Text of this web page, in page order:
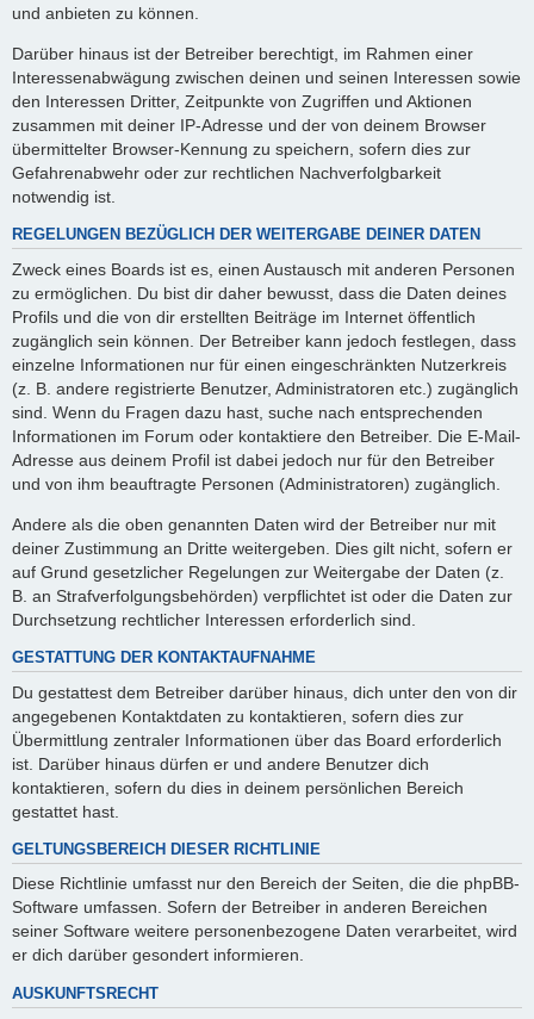
und anbieten zu können.
Darüber hinaus ist der Betreiber berechtigt, im Rahmen einer
Interessenabwägung zwischen deinen und seinen Interessen sowie
den Interessen Dritter, Zeitpunkte von Zugriffen und Aktionen
zusammen mit deiner IP-Adresse und der von deinem Browser
übermittelter Browser-Kennung zu speichern, sofern dies zur
Gefahrenabwehr oder zur rechtlichen Nachverfolgbarkeit
notwendig ist.
REGELUNGEN BEZÜGLICH DER WEITERGABE DEINER DATEN
Zweck eines Boards ist es, einen Austausch mit anderen Personen
zu ermöglichen. Du bist dir daher bewusst, dass die Daten deines
Profils und die von dir erstellten Beiträge im Internet öffentlich
zugänglich sein können. Der Betreiber kann jedoch festlegen, dass
einzelne Informationen nur für einen eingeschränkten Nutzerkreis
(z. B. andere registrierte Benutzer, Administratoren etc.) zugänglich
sind. Wenn du Fragen dazu hast, suche nach entsprechenden
Informationen im Forum oder kontaktiere den Betreiber. Die E-Mail-
Adresse aus deinem Profil ist dabei jedoch nur für den Betreiber
und von ihm beauftragte Personen (Administratoren) zugänglich.
Andere als die oben genannten Daten wird der Betreiber nur mit
deiner Zustimmung an Dritte weitergeben. Dies gilt nicht, sofern er
auf Grund gesetzlicher Regelungen zur Weitergabe der Daten (z.
B. an Strafverfolgungsbehörden) verpflichtet ist oder die Daten zur
Durchsetzung rechtlicher Interessen erforderlich sind.
GESTATTUNG DER KONTAKTAUFNAHME
Du gestattest dem Betreiber darüber hinaus, dich unter den von dir
angegebenen Kontaktdaten zu kontaktieren, sofern dies zur
Übermittlung zentraler Informationen über das Board erforderlich
ist. Darüber hinaus dürfen er und andere Benutzer dich
kontaktieren, sofern du dies in deinem persönlichen Bereich
gestattet hast.
GELTUNGSBEREICH DIESER RICHTLINIE
Diese Richtlinie umfasst nur den Bereich der Seiten, die die phpBB-
Software umfassen. Sofern der Betreiber in anderen Bereichen
seiner Software weitere personenbezogene Daten verarbeitet, wird
er dich darüber gesondert informieren.
AUSKUNFTSRECHT